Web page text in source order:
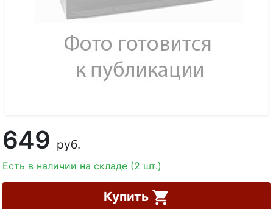
649 руб.
Есть в наличии на складе (2 шт.)
Купить